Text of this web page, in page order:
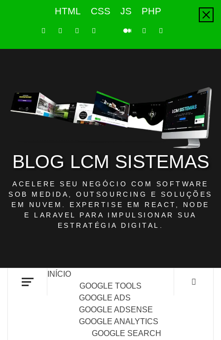
HTML CSS JS PHP
LinkedInInstagramFacebookYoutube PinterestTiktok
BLOG LCM SISTEMAS
ACELERE SEU NEGÓCIO COM SOFTWARE
SOB MEDIDA, OUTSOURCING E SOLUÇÕES
EM NUVEM. EXPERTISE EM REACT, NODE
E LARAVEL PARA IMPULSIONAR SUA
ESTRATÉGIA DIGITAL.
INÍCIO
GOOGLE TOOLS
GOOGLE ADS
GOOGLE ADSENSE
GOOGLE ANALYTICS
GOOGLE SEARCH